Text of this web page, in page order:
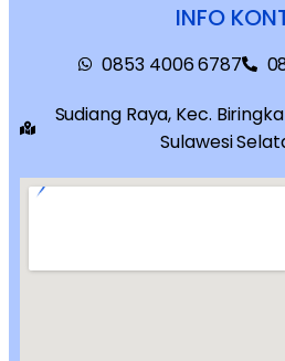
INFO
0853 4006 6787
Sudiang Raya, Kec.
Sulawesi